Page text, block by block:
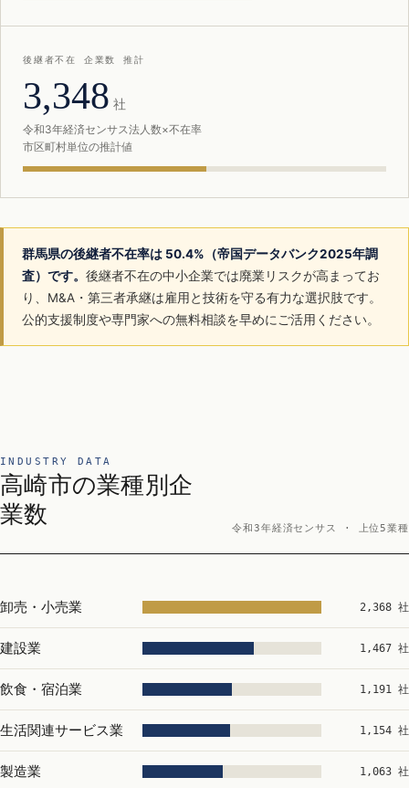
後継者不在 企業数 推計
3,348 社
令和3年経済センサス法人数×不在率
市区町村単位の推計値
群馬県の後継者不在率は 50.4%（帝国データバンク2025年調
査）です。 後継者不在の中小企業では廃業リスクが高まってお
り、M&A・第三者承継は雇用と技術を守る有力な選択肢です。
公的支援制度や専門家への無料相談を早めにご活用ください。
INDUSTRY DATA
高崎市の業種別企
業数
令和3年経済センサス · 上位5業種
卸売・小売業 2,368 社
建設業 1,467 社
飲食・宿泊業 1,191 社
生活関連サービス業 1,154 社
製造業 1,063 社